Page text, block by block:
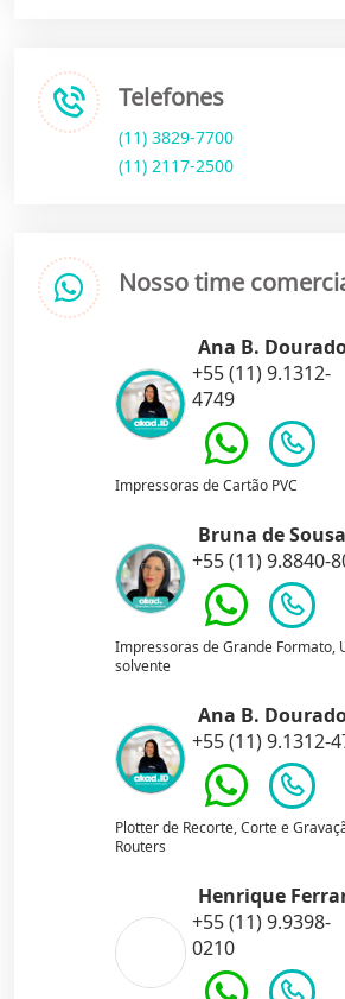
Telefones
(11) 3829-7700
(11) 2117-2500
Nosso time
Ana B.
+55 (11) 9.1312-
4749
Impressoras de Cartão PVC
Bruna de Sousa
+55 (11) 9.8840-
Impressoras de Grande Formato,
solvente
Ana B.
+55 (11) 9.1312-
Plotter de Recorte, Corte e
Routers
Henrique
+55 (11) 9.9398-
0210